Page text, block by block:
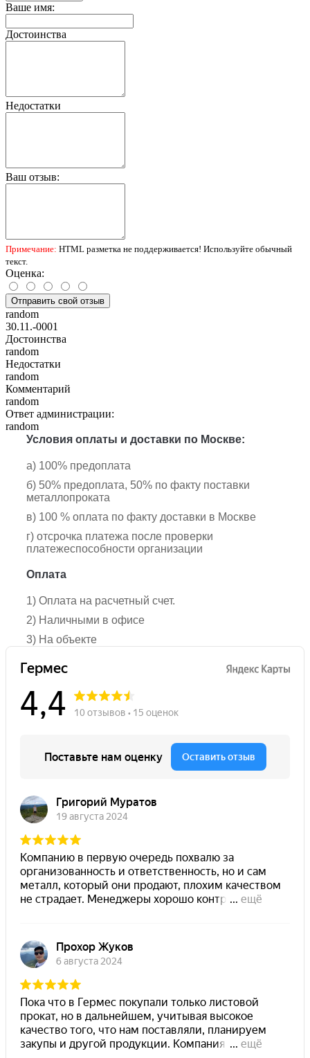
Ваше имя:
Достоинства
Недостатки
Ваш отзыв:
Примечание: HTML разметка не поддерживается! Используйте обычный
текст.
Оценка:
Отправить свой отзыв
random
30.11.-0001
Достоинства
random
Недостатки
random
Комментарий
random
Ответ администрации:
random
Условия оплаты и доставки по Москве:
а) 100% предоплата
б) 50% предоплата, 50% по факту поставки
металлопроката
в) 100 % оплата по факту доставки в Москве
г) отсрочка платежа после проверки
платежеспособности организации
Оплата
1) Оплата на расчетный счет.
2) Наличными в офисе
3) На объекте